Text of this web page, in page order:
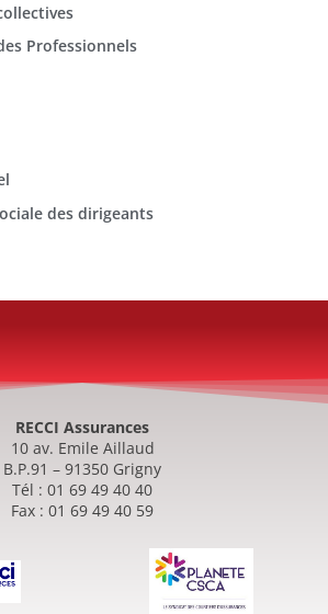
Professionnels
des dirigeants
RECCI Assurances
10 av. Emile Aillaud
B.P.91 – 91350 Grigny
Tél : 01 69 49 40 40
Fax : 01 69 49 40 59